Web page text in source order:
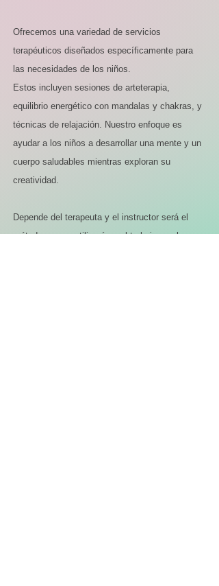
Ofrecemos una variedad de servicios
terapéuticos diseñados específicamente para
las necesidades de los niños.
Estos incluyen sesiones de arteterapia,
equilibrio energético con mandalas y chakras, y
técnicas de relajación. Nuestro enfoque es
ayudar a los niños a desarrollar una mente y un
cuerpo saludables mientras exploran su
creatividad.
Depende del terapeuta y el instructor será el
método que se utilizará en el trabajo con los